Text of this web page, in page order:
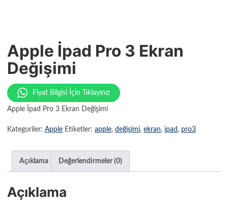
Apple İpad Pro 3 Ekran
Değişimi
Fiyat Bilgisi İçin Tıklayınız
Apple İpad Pro 3 Ekran Değişimi
Kategoriler: Apple Etiketler: apple, değişimi, ekran, ipad , pro3
Açıklama Değerlendirmeler (0)
Açıklama